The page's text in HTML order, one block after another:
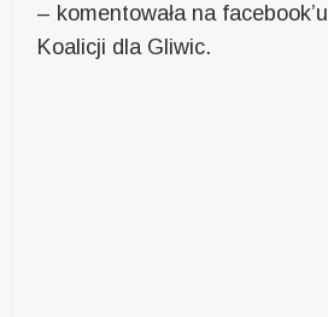
– komentowała na facebook’u
Koalicji dla Gliwic.